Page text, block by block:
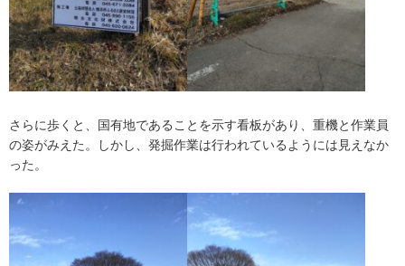
さらに歩くと、国有地であることを示す看板があり、重機と作業員
の姿がみえた。しかし、発掘作業は行われているようには見えなか
った。